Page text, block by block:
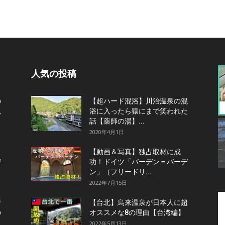
人気の投稿
【超ハード混浴】川治温泉の混
浴に入ったら猿にまで笑われた
話【薬師の湯】...
2020年4月1日
【動画＆写真】独占取材に成
功！ドイツ「バーデン＝バーデ
ン」（フリードリ...
2022年7月15日
【台北】烏来温泉が日本人に超
オススメな8の理由【台湾編】
2022年5月13日